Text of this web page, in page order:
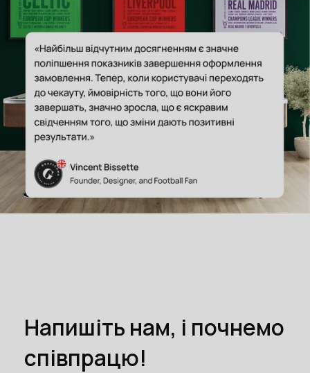
Напишіть нам, і почнемо
співпрацю!